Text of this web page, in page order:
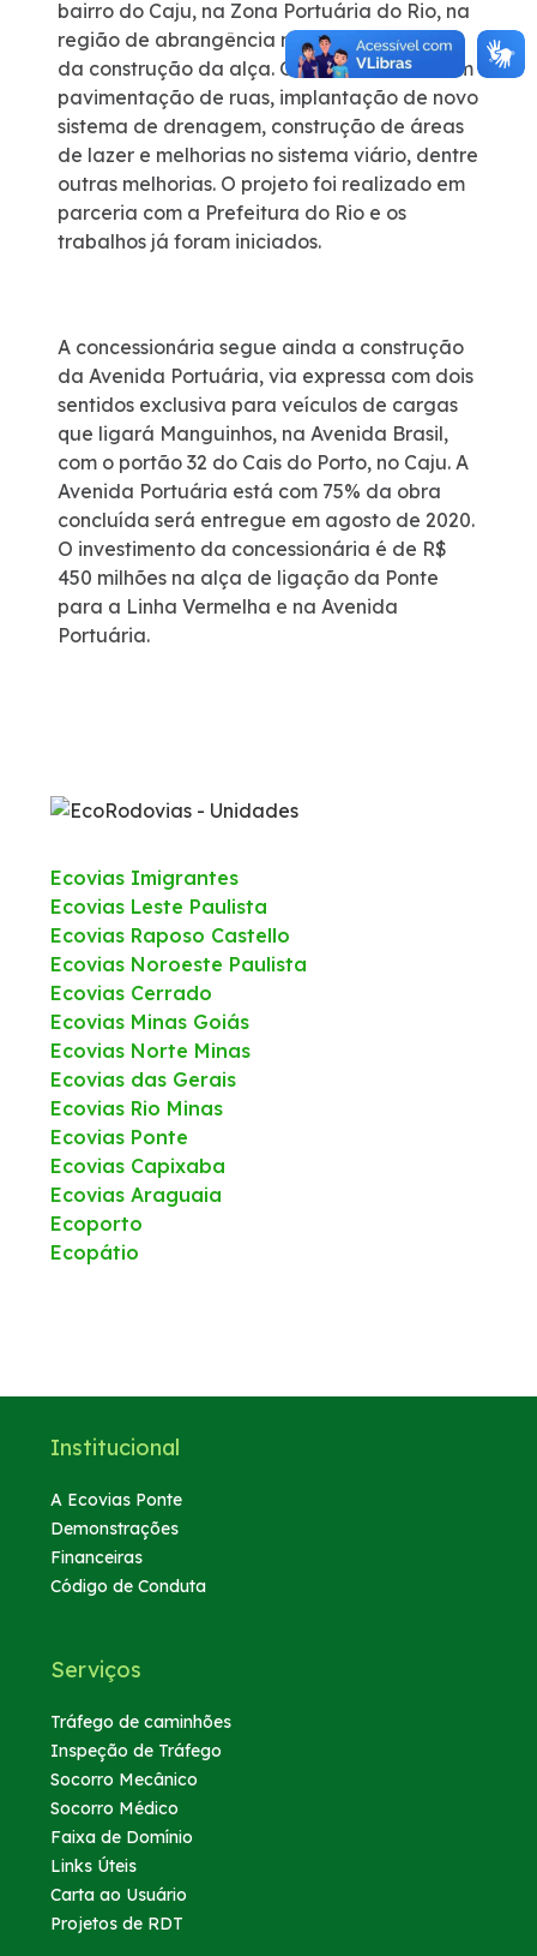
bairro do Caju, na Zona Portuária do Rio, na
região de abrangência no trecho municipal
da construção da alça. Os trabalhos incluem
pavimentação de ruas, implantação de novo
sistema de drenagem, construção de áreas
de lazer e melhorias no sistema viário, dentre
outras melhorias. O projeto foi realizado em
parceria com a Prefeitura do Rio e os
trabalhos já foram iniciados.
A concessionária segue ainda a construção
da Avenida Portuária, via expressa com dois
sentidos exclusiva para veículos de cargas
que ligará Manguinhos, na Avenida Brasil,
com o portão 32 do Cais do Porto, no Caju. A
Avenida Portuária está com 75% da obra
concluída será entregue em agosto de 2020.
O investimento da concessionária é de R$
450 milhões na alça de ligação da Ponte
para a Linha Vermelha e na Avenida
Portuária.
Ecovias Imigrantes
Ecovias Leste Paulista
Ecovias Raposo Castello
Ecovias Noroeste Paulista
Ecovias Cerrado
Ecovias Minas Goiás
Ecovias Norte Minas
Ecovias das Gerais
Ecovias Rio Minas
Ecovias Ponte
Ecovias Capixaba
Ecovias Araguaia
Ecoporto
Ecopátio
Institucional
A Ecovias Ponte
Demonstrações
Financeiras
Código de Conduta
Serviços
Tráfego de caminhões
Inspeção de Tráfego
Socorro Mecânico
Socorro Médico
Faixa de Domínio
Links Úteis
Carta ao Usuário
Projetos de RDT